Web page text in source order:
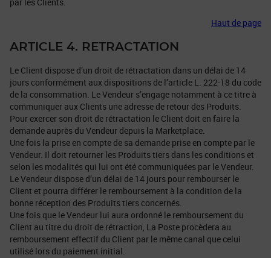
Haut de page
ARTICLE 4. RETRACTATION
Le Client dispose d’un droit de rétractation dans un délai de 14
jours conformément aux dispositions de l’article L. 222-18 du code
de la consommation. Le Vendeur s’engage notamment à ce titre à
communiquer aux Clients une adresse de retour des Produits.
Pour exercer son droit de rétractation le Client doit en faire la
demande auprès du Vendeur depuis la Marketplace.
Une fois la prise en compte de sa demande prise en compte par le
Vendeur. Il doit retourner les Produits tiers dans les conditions et
selon les modalités qui lui ont été communiquées par le Vendeur.
Le Vendeur dispose d’un délai de 14 jours pour rembourser le
Client et pourra différer le remboursement à la condition de la
bonne réception des Produits tiers concernés.
Une fois que le Vendeur lui aura ordonné le remboursement du
Client au titre du droit de rétraction, La Poste procèdera au
remboursement effectif du Client par le même canal que celui
utilisé lors du paiement initial.